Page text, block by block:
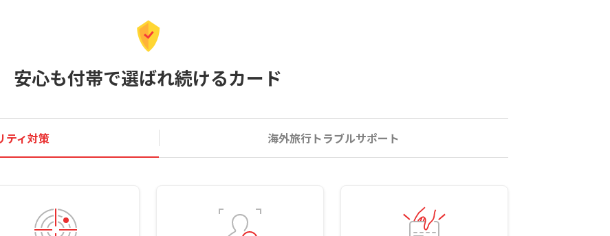
安心も付帯で選ばれ続けるカード
ティ対策 海外旅行トラブルサポート